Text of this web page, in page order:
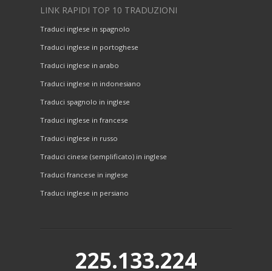
LINK RAPIDI TOP 10 TRADUZIONI
Traduci inglese in spagnolo
Traduci inglese in portoghese
Traduci inglese in arabo
Traduci inglese in indonesiano
Traduci spagnolo in inglese
Traduci inglese in francese
Traduci inglese in russo
Traduci cinese (semplificato) in inglese
Traduci francese in inglese
Traduci inglese in persiano
225.133.224